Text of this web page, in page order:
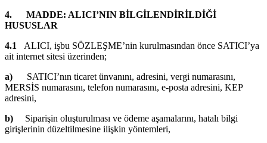
4.
MADDE: ALICI’NIN BİLGİLENDİRİLDİĞİ
HUSUSLAR
4.1
ALICI, işbu SÖZLEŞME’nin kurulmasından önce SATICI’ya
ait internet sitesi üzerinden;
a)
SATICI’nın ticaret ünvanını, adresini, vergi numarasını,
MERSİS numarasını, telefon numarasını, e-posta adresini, KEP
adresini,
b)
Siparişin oluşturulması ve ödeme aşamalarını, hatalı bilgi
girişlerinin düzeltilmesine ilişkin yöntemleri,